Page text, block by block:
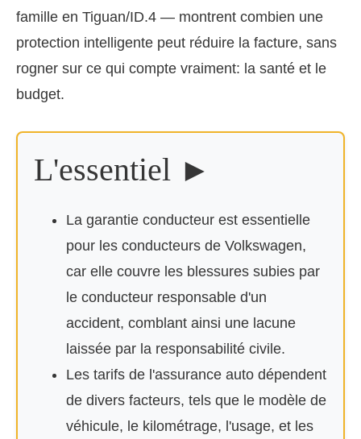
famille en Tiguan/ID.4 — montrent combien une
protection intelligente peut réduire la facture, sans
rogner sur ce qui compte vraiment: la santé et le
budget.
L'essentiel ►
La garantie conducteur est essentielle
pour les conducteurs de Volkswagen,
car elle couvre les blessures subies par
le conducteur responsable d'un
accident, comblant ainsi une lacune
laissée par la responsabilité civile.
Les tarifs de l'assurance auto dépendent
de divers facteurs, tels que le modèle de
véhicule, le kilométrage, l'usage, et les